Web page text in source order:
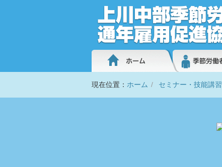
現在位置： ホーム セミナー・技能講習